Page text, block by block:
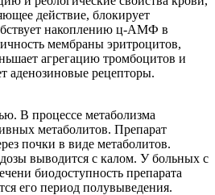
действие, блокирует
накоплению ц-АМФ в
мембраны эритроцитов,
агрегацию тромбоцитов и
аденозиновые рецепторы.
В процессе метаболизма
метаболитов. Препарат
почки в виде метаболитов.
выводится с калом. У больных с
биодоступность препарата
его период полувыведения.